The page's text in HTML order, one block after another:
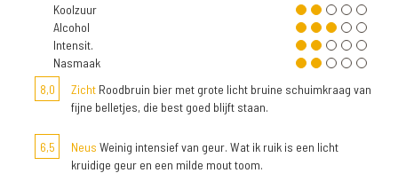
Koolzuur
Alcohol
Intensit.
Nasmaak
8,0
Zicht Roodbruin bier met grote licht bruine schuimkraag van
fijne belletjes, die best goed blijft staan.
6,5 Neus Weinig intensief van geur. Wat ik ruik is een licht
kruidige geur en een milde mout toom.